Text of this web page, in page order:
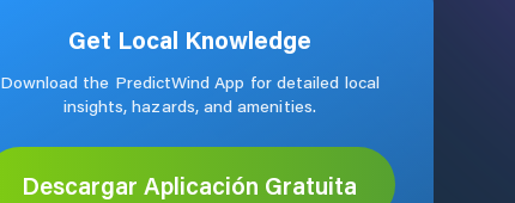
Get Local Knowledge
Download the PredictWind App for detailed local
insights, hazards, and amenities.
Descargar Aplicación Gratuita